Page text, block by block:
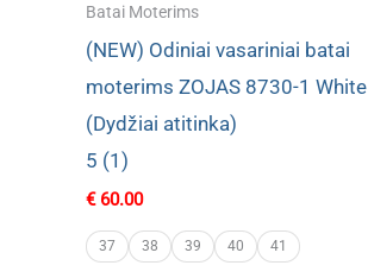
Batai Moterims
(NEW) Odiniai vasariniai batai
moterims ZOJAS 8730-1 White
(Dydžiai atitinka)
5 (1)
€60.00
37 38 39 40 41